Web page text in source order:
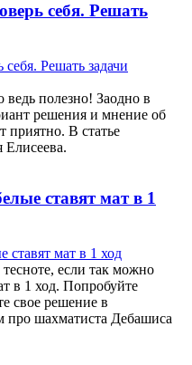
себя. Решать
ведь полезно! Заодно в
решения и мнение об
приятно. В статье
ставят мат в 1
если так можно
в 1 ход. Попробуйте
свое решение в
про шахматиста Дебашиса